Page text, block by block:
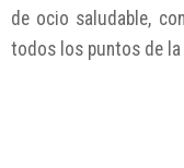
de ocio saludable,
todos los puntos de